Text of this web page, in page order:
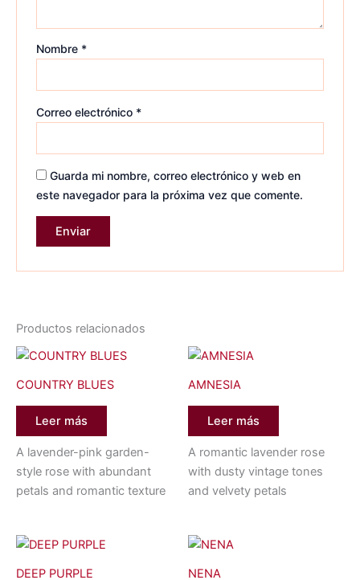
Nombre *
Correo electrónico *
Guarda mi nombre, correo electrónico y web en
este navegador para la próxima vez que comente.
Productos relacionados
COUNTRY BLUES
Leer más
A lavender-pink garden-
style rose with abundant
petals and romantic texture
AMNESIA
Leer más
A romantic lavender rose
with dusty vintage tones
and velvety petals
DEEP PURPLE NENA